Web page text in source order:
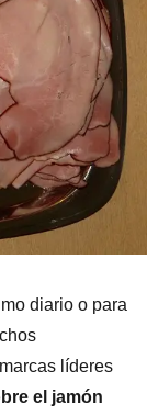
diario o para
líderes
el jamón